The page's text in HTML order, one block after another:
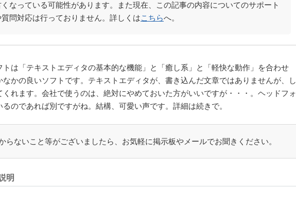
くなっている可能性があります。また現在、この記事の内容についてのサポート
質問対応は行っておりません。詳しくはこちらへ。
トは「テキストエディタの基本的な機能」と「癒し系」と「軽快な動作」を合わせ
なかの良いソフトです。テキストエディタが、書き込んだ文章ではありませんが、し
くれます。会社で使うのは、絶対にやめておいた方がいいですが・・・。ヘッドフォ
るのであれば別ですがね。結構、可愛い声です。詳細は続きで。
らないこと等がございましたら、お気軽に掲示板やメールでお聞きください。
明